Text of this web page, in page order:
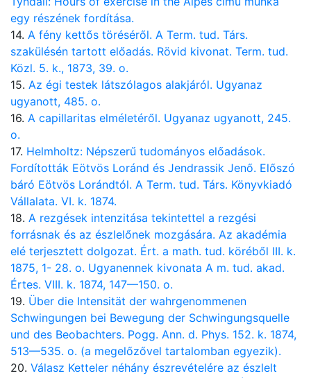
egy részének fordítása.
14. A fény kettős töréséről. A Term. tud. Társ.
szakülésén tartott előadás. Rövid kivonat. Term. tud.
Közl. 5. k., 1873, 39. o.
15. Az égi testek látszólagos alakjáról. Ugyanaz
ugyanott, 485. o.
16. A capillaritas elméletéről. Ugyanaz ugyanott, 245.
o.
17. Helmholtz: Népszerű tudományos előadások.
Fordították Eötvös Loránd és Jendrassik Jenő. Előszó
báró Eötvös Lorándtól. A Term. tud. Társ. Könyvkiadó
Vállalata. VI. k. 1874.
18. A rezgések intenzitása tekintettel a rezgési
forrásnak és az észlelőnek mozgására. Az akadémia
elé terjesztett dolgozat. Ért. a math. tud. köréből III. k.
1875, 1- 28. o. Ugyanennek kivonata A m. tud. akad.
Értes. VIII. k. 1874, 147—150. o.
19. Über die Intensität der wahrgenommenen
Schwingungen bei Bewegung der Schwingungsquelle
und des Beobachters. Pogg. Ann. d. Phys. 152. k. 1874,
513—535. o. (a megelőzővel tartalomban egyezik).
20. Válasz Ketteler néhány észrevételére az észlelt